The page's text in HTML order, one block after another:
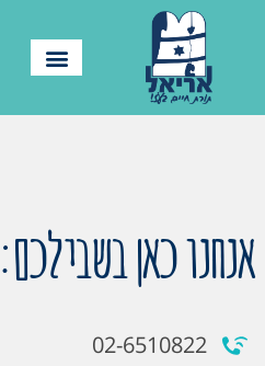
אנחנו כאן בשבילכם:
02-6510822